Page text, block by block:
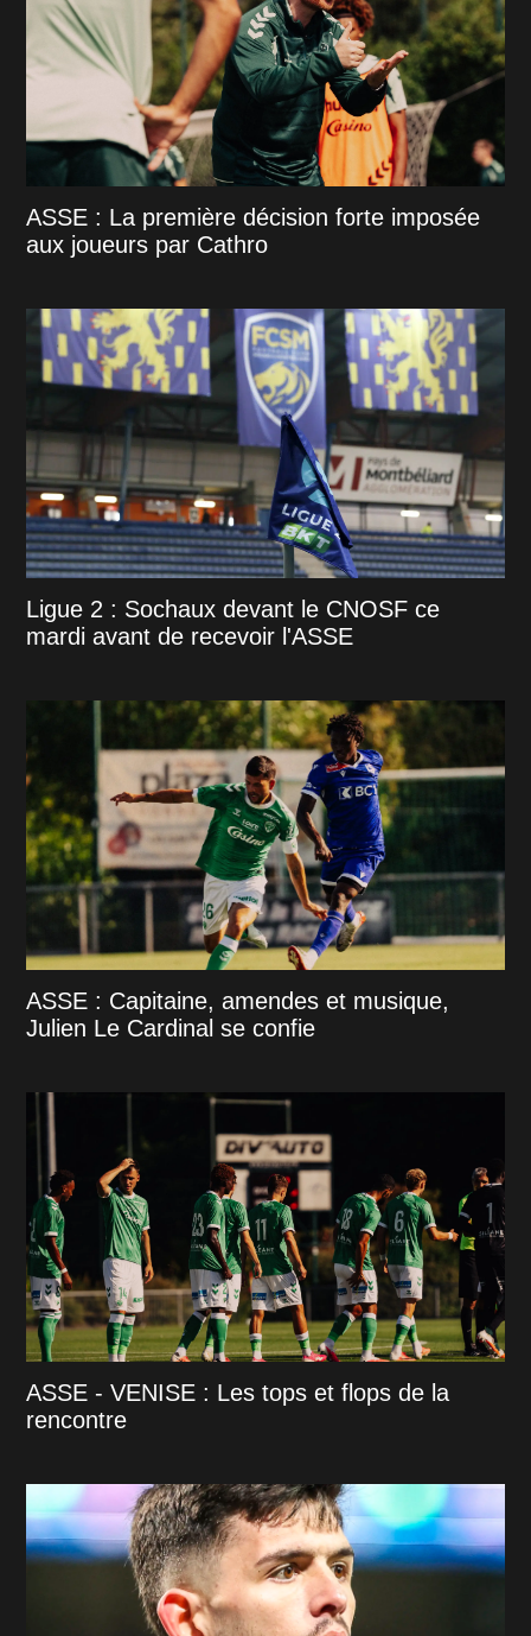
ASSE : La première décision forte imposée
aux joueurs par Cathro
Ligue 2 : Sochaux devant le CNOSF ce
mardi avant de recevoir l'ASSE
ASSE : Capitaine, amendes et musique,
Julien Le Cardinal se confie
ASSE - VENISE : Les tops et flops de la
rencontre